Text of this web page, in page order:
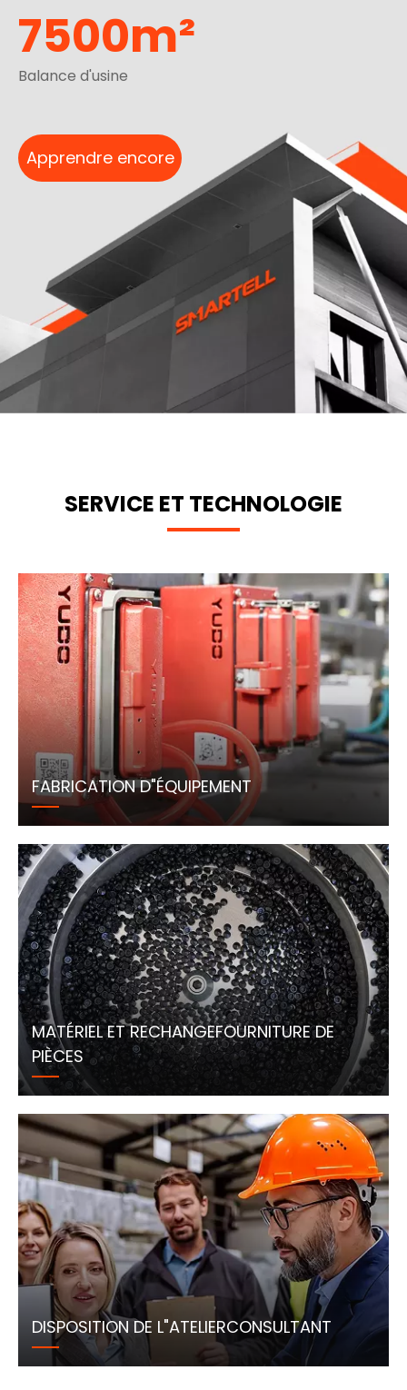
7500m²
Balance d'usine
Apprendre encore
SERVICE ET TECHNOLOGIE
FABRICATION D"ÉQUIPEMENT
MATÉRIEL ET RECHANGEFOURNITURE DE
PIÈCES
DISPOSITION DE L"ATELIERCONSULTANT